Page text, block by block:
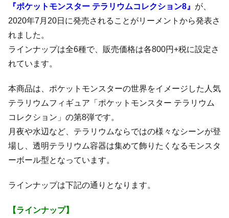
『ポケットモンスター テラリウムコレクション8』 が、
2020年7月20日に発売されることがリーメントから発表さ
れました。
ラインナップは全6種で、販売価格は各800円+税に設定さ
れています。
本商品は、ポケットモンスターの世界をイメージした人気
テラリウムフィギュア「ポケットモンスター テラリウム
コレクション」の第8弾です。
月夜や水辺など、テラリウムならではの様々なシーンが登
場し、透明テラリウム容器は集めて飾りたくなるモンスタ
ーボール型となっています。
ラインナップは下記の通りとなります。
【ラインナップ】